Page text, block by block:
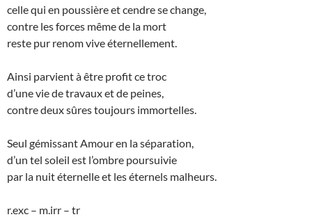
celle qui en poussière et cendre se change,
contre les forces même de la mort
reste pur renom vive éternellement.
Ainsi parvient à être profit ce troc
d’une vie de travaux et de peines,
contre deux sûres toujours immortelles.
Seul gémissant Amour en la séparation,
d’un tel soleil est l’ombre poursuivie
par la nuit éternelle et les éternels malheurs.
r.exc – m.irr – tr